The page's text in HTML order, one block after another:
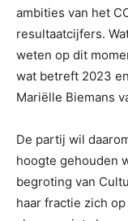
ambities van het
resultaatcijfers.
weten op dit
wat betreft 2023
Mariëlle Biemans
De partij wil
hoogte gehouden
begroting van
haar fractie zich